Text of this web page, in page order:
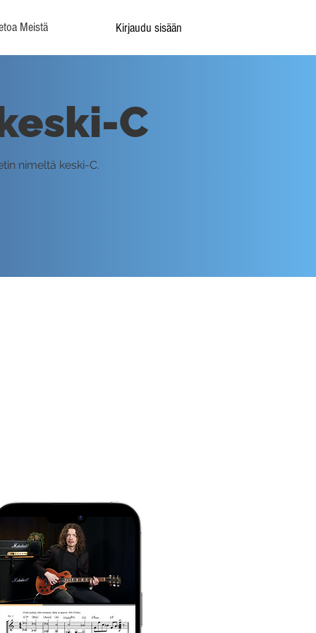
Meistä Kirjaudu sisään
C
nimeltä keski-C.